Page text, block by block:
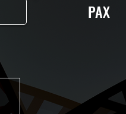
PAX